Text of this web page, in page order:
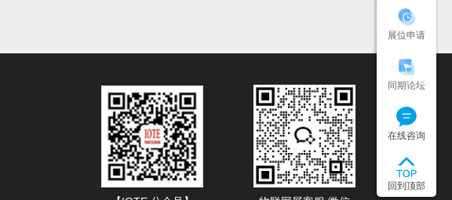
展位申请
同期论坛
在线咨询
回到顶部